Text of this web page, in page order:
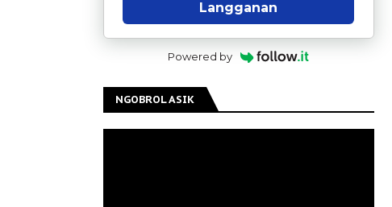
Langganan
Powered by
NGOBROL ASIK